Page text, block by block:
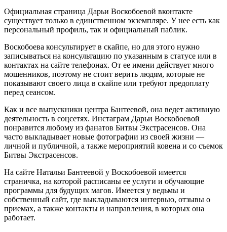
Официальная страница Дарьи Воскобоевой вконтакте
существует только в единственном экземпляре. У нее есть как
персональный профиль, так и официальный паблик.
Воскобоева консультирует в скайпе, но для этого нужно
записываться на консультацию по указанным в статусе или в
контактах на сайте телефонах. От ее имени действует много
мошенников, поэтому не стоит верить людям, которые не
показывают своего лица в скайпе или требуют предоплату
перед сеансом.
Как и все выпускники центра Бантеевой, она ведет активную
деятельность в соцсетях. Инстаграм Дарьи Воскобоевой
понравится любому из фанатов Битвы Экстрасенсов. Она
часто выкладывает новые фотографии из своей жизни —
личной и публичной, а также мероприятий ковена и со съемок
Битвы Экстрасенсов.
На сайте Натальи Бантеевой у Воскобоевой имеется
страничка, на которой расписаны ее услуги и обучающие
программы для будущих магов. Имеется у ведьмы и
собственный сайт, где выкладываются интервью, отзывы о
приемах, а также контакты и направления, в которых она
работает.